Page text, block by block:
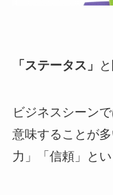
「ステータス」
ビジネスシーン
意味することが
力」「信頼」と